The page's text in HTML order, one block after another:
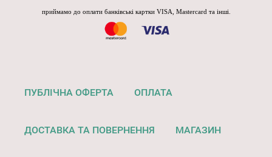
приймамо до оплати банківські картки VISA, Mastercard та інші.
ПУБЛІЧНА ОФЕРТА ОПЛАТА
ДОСТАВКА ТА ПОВЕРНЕННЯ МАГАЗИН